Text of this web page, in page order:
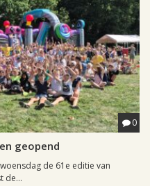
0
geopend
de 61e editie van
de...